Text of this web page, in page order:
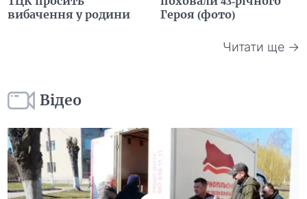
вибачення у родини
Героя (фото)
Читати ще →
Відео